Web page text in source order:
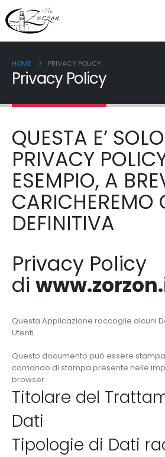
HOME PRIVACY POLICY
Privacy Policy
QUESTA E’
PRIVACY
ESEMPIO, A
CARICHEREMO
DEFINITIVA
Privacy Policy
di
Questa Applicazione raccoglie alcuni
Utenti.
Questo documento può essere
comando di stampa presente nelle
browser.
Titolare del
Dati
Tipologie di Dati